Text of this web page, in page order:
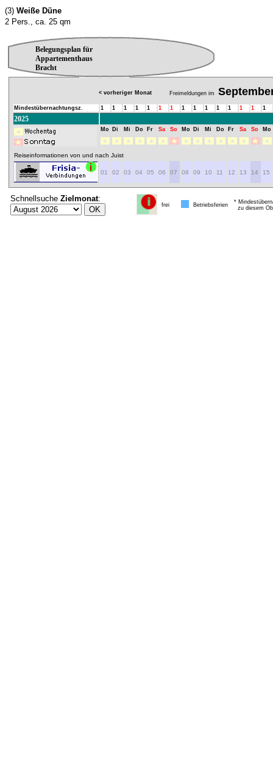
(3) Weiße Düne
2 Pers., ca. 25 qm
Belegungsplan für
Appartementhaus
Bracht
< vorheriger Monat Freimeldungen im
Mindestübernachtungsz. 1 1 1 1 1 1 1 1 1 1 1 1 1 1 1
2025
Mo Di Mi Do Fr Sa So Mo Di Mi Do Fr Sa So Mo
Reiseinformationen von und nach Juist
01 02 03 04 05 06 07 08 09 10 11 12 13 14 15
Schnellsuche Zielmonat:
frei Betriebsferien
*
zu diesem